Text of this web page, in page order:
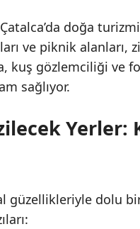
doğa
ve piknik
kuş gözlemciliği ve
sağlıyor.
güzellikleriyle dolu